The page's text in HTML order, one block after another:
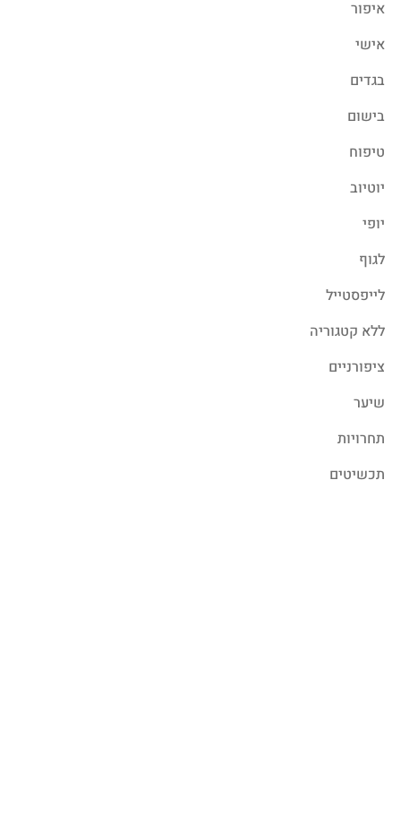
איפור
אישי
בגדים
בישום
טיפוח
יוטיוב
יופי
לגוף
לייפסטייל
ללא קטגוריה
ציפורניים
שיער
תחרויות
תכשיטים